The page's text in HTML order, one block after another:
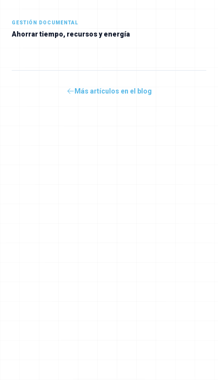
GESTIÓN DOCUMENTAL
Ahorrar tiempo, recursos y energía
Más artículos en el blog